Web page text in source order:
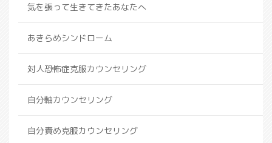
気を張って生きてきたあなたへ
あきらめシンドローム
対人恐怖症克服カウンセリング
自分軸カウンセリング
自分責め克服カウンセリング